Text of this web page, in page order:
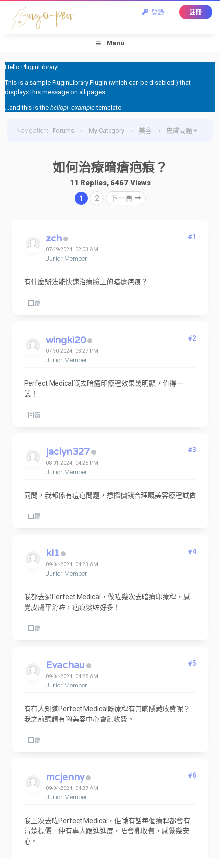
登錄 註冊
Menu
Hello PluginLibrary!
This is a sample PluginLibrary Plugin (which can be disabled!) that
displays this message on all pages.
...and this is the hellopl_exampletemplate.
Navigation: Forums › My Category › 美容 › 皮膚問題
如何治療暗瘡疤痕？
11 Replies, 6467 Views
1
2 下一頁
zch
07-29-2024, 02:03 AM
Junior Member
#1
有什麼辦法能快速治療臉上的暗瘡疤痕？
回覆
wingki20
07-30-2024, 03:27 PM
Junior Member
#2
Perfect Medical嘅去暗瘡印療程效果幾明顯，值得一
試！
回覆
jaclyn327
08-01-2024, 04:25 PM
Junior Member
#3
同問，我都係有痘疤問題，想搵價錢合理嘅美容療程試做
回覆
kl1
09-04-2024, 04:23 AM
Junior Member
#4
我都去過Perfect Medical，做咗幾次去暗瘡印療程，感
覺皮膚平滑咗，疤痕淡咗好多！
回覆
Evachau
09-04-2024, 04:25 AM
Junior Member
#5
有冇人知道Perfect Medical嘅療程有無啲隱藏收費呢？
我之前聽講有啲美容中心會亂收費。
回覆
mcjenny
09-04-2024, 04:27 AM
Junior Member
#6
我上次去咗Perfect Medical，佢哋有話每個療程都會有
清楚標價，仲有專人跟進進度，唔會亂收費，感覺幾安
心。